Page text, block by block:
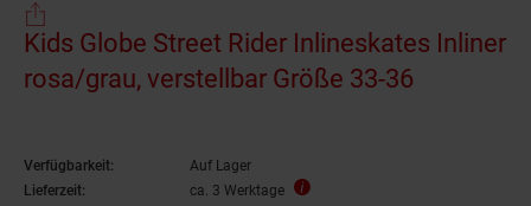
Kids Globe Street Rider Inlineskates Inliner
rosa/grau, verstellbar Größe 33-36
Verfügbarkeit:
Auf Lager
Lieferzeit:
ca. 3 Werktage